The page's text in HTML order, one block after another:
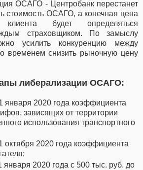
ОСАГО - Центробанк перестанет
стоимость ОСАГО, а конечная цена
будет определяться
страховщиком. По замыслу
усилить конкуренцию между
временем снизить рыночную цену
либерализации ОСАГО:
января 2020 года коэффициента
зависящих от территории
использования транспортного
октября 2020 года коэффициента
января 2020 года с 500 тыс. руб. до